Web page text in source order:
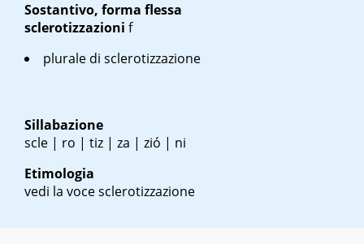
Sostantivo, forma flessa
sclerotizzazioni f
plurale di sclerotizzazione
Sillabazione
scle | ro | tiz | za | zió | ni
Etimologia
vedi la voce sclerotizzazione